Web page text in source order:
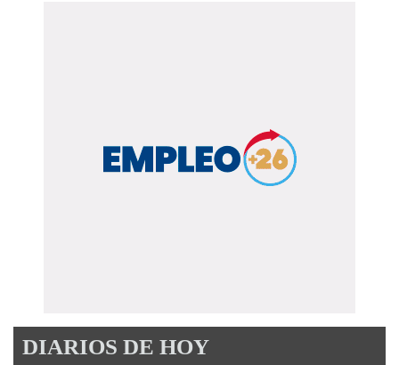
DIARIOS DE HOY